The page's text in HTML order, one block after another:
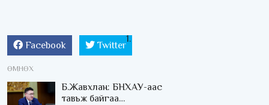
Facebook Twitter
ӨМНӨХ
Б.Жавхлан: БНХАУ-аас
тавьж байгаа